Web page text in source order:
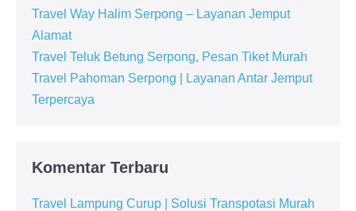
Travel Way Halim Serpong – Layanan Jemput
Alamat
Travel Teluk Betung Serpong, Pesan Tiket Murah
Travel Pahoman Serpong | Layanan Antar Jemput
Terpercaya
Komentar Terbaru
Travel Lampung Curup | Solusi Transpotasi Murah